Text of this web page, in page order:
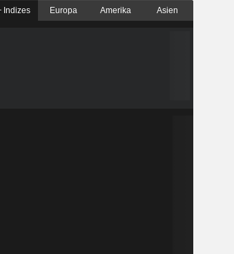
Indizes Europa Amerika Asien